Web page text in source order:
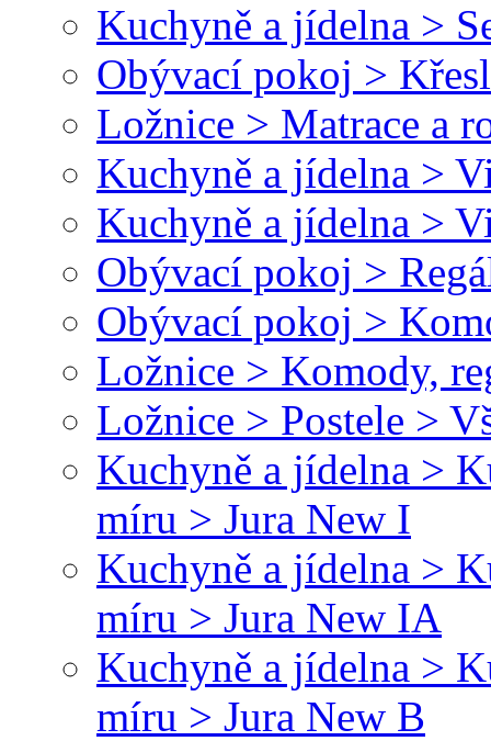
Kuchyně a jídelna >
Obývací pokoj >
Ložnice > Matrace a
Kuchyně a jídelna >
Kuchyně a jídelna >
Obývací pokoj >
Obývací pokoj >
Ložnice > Komody,
Ložnice > Postele >
Kuchyně a jídelna >
míru > Jura New I
Kuchyně a jídelna >
míru > Jura New IA
Kuchyně a jídelna >
míru > Jura New B